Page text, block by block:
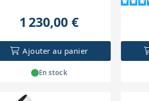
1 230,00 €
Ajouter au panier
En stock